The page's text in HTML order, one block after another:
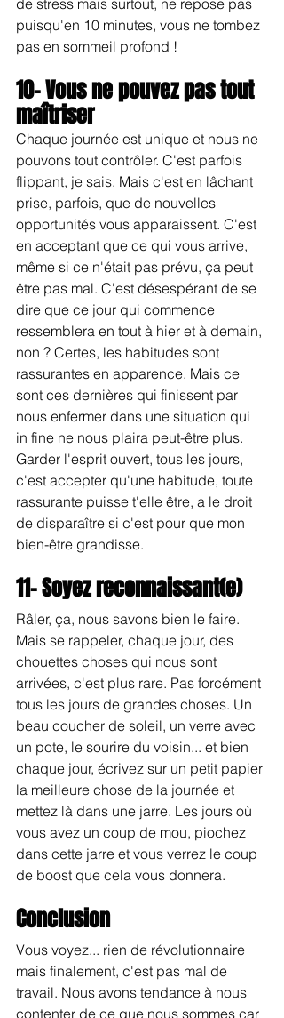
de stress mais surtout, ne repose pas
puisqu'en 10 minutes, vous ne tombez
pas en sommeil profond !
10- Vous ne pouvez pas tout
maîtriser
Chaque journée est unique et nous ne
pouvons tout contrôler. C'est parfois
flippant, je sais. Mais c'est en lâchant
prise, parfois, que de nouvelles
opportunités vous apparaissent. C'est
en acceptant que ce qui vous arrive,
même si ce n'était pas prévu, ça peut
être pas mal. C'est désespérant de se
dire que ce jour qui commence
ressemblera en tout à hier et à demain,
non ? Certes, les habitudes sont
rassurantes en apparence. Mais ce
sont ces dernières qui finissent par
nous enfermer dans une situation qui
in fine ne nous plaira peut-être plus.
Garder l'esprit ouvert, tous les jours,
c'est accepter qu'une habitude, toute
rassurante puisse t'elle être, a le droit
de disparaître si c'est pour que mon
bien-être grandisse.
11- Soyez reconnaissant(e)
Râler, ça, nous savons bien le faire.
Mais se rappeler, chaque jour, des
chouettes choses qui nous sont
arrivées, c'est plus rare. Pas forcément
tous les jours de grandes choses. Un
beau coucher de soleil, un verre avec
un pote, le sourire du voisin... et bien
chaque jour, écrivez sur un petit papier
la meilleure chose de la journée et
mettez là dans une jarre. Les jours où
vous avez un coup de mou, piochez
dans cette jarre et vous verrez le coup
de boost que cela vous donnera.
Conclusion
Vous voyez... rien de révolutionnaire
mais finalement, c'est pas mal de
travail. Nous avons tendance à nous
contenter de ce que nous sommes car